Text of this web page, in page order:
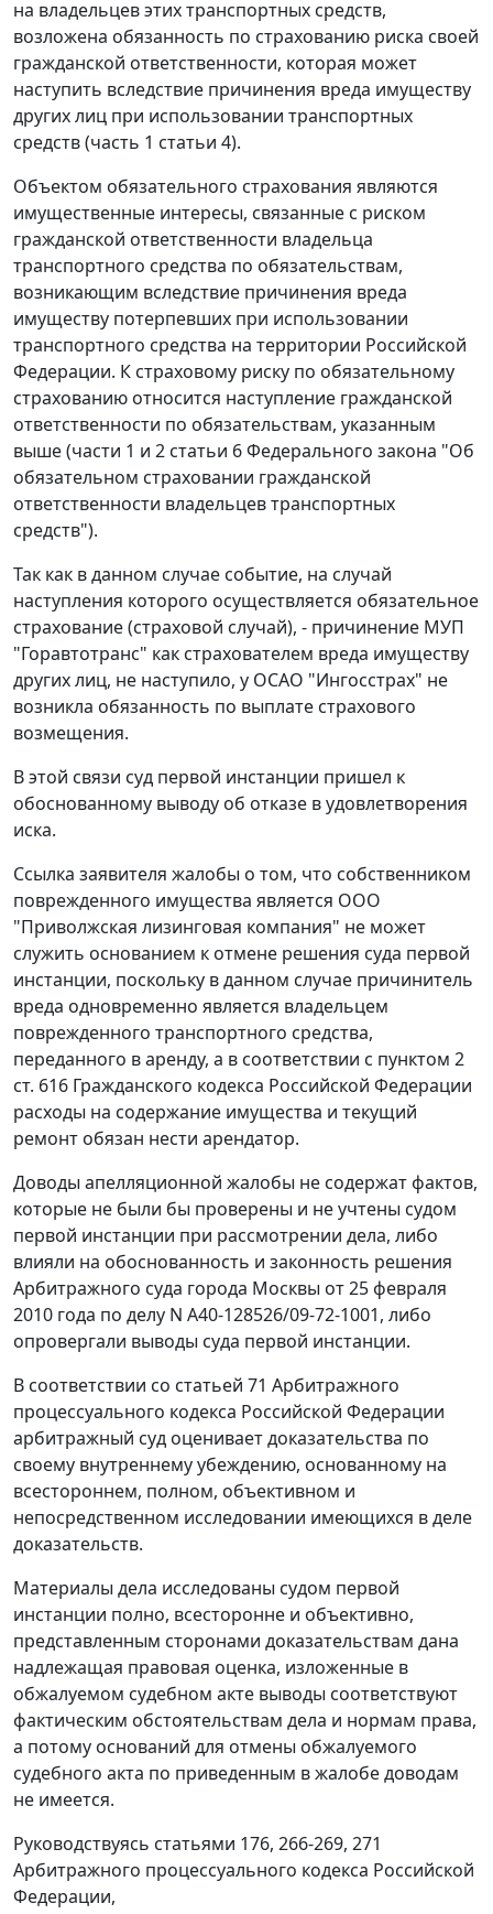
на владельцев этих транспортных средств,
возложена обязанность по страхованию риска своей
гражданской ответственности, которая может
наступить вследствие причинения вреда имуществу
других лиц при использовании транспортных
средств (часть 1 статьи 4).
Объектом обязательного страхования являются
имущественные интересы, связанные с риском
гражданской ответственности владельца
транспортного средства по обязательствам,
возникающим вследствие причинения вреда
имуществу потерпевших при использовании
транспортного средства на территории Российской
Федерации. К страховому риску по обязательному
страхованию относится наступление гражданской
ответственности по обязательствам, указанным
выше (части 1 и 2 статьи 6 Федерального закона "Об
обязательном страховании гражданской
ответственности владельцев транспортных
средств").
Так как в данном случае событие, на случай
наступления которого осуществляется обязательное
страхование (страховой случай), - причинение МУП
"Горавтотранс" как страхователем вреда имуществу
других лиц, не наступило, у ОСАО "Ингосстрах" не
возникла обязанность по выплате страхового
возмещения.
В этой связи суд первой инстанции пришел к
обоснованному выводу об отказе в удовлетворения
иска.
Ссылка заявителя жалобы о том, что собственником
поврежденного имущества является ООО
"Приволжская лизинговая компания" не может
служить основанием к отмене решения суда первой
инстанции, поскольку в данном случае причинитель
вреда одновременно является владельцем
поврежденного транспортного средства,
переданного в аренду, а в соответствии с пунктом 2
ст. 616 Гражданского кодекса Российской Федерации
расходы на содержание имущества и текущий
ремонт обязан нести арендатор.
Доводы апелляционной жалобы не содержат фактов,
которые не были бы проверены и не учтены судом
первой инстанции при рассмотрении дела, либо
влияли на обоснованность и законность решения
Арбитражного суда города Москвы от 25 февраля
2010 года по делу N А40-128526/09-72-1001, либо
опровергали выводы суда первой инстанции.
В соответствии со статьей 71 Арбитражного
процессуального кодекса Российской Федерации
арбитражный суд оценивает доказательства по
своему внутреннему убеждению, основанному на
всестороннем, полном, объективном и
непосредственном исследовании имеющихся в деле
доказательств.
Материалы дела исследованы судом первой
инстанции полно, всесторонне и объективно,
представленным сторонами доказательствам дана
надлежащая правовая оценка, изложенные в
обжалуемом судебном акте выводы соответствуют
фактическим обстоятельствам дела и нормам права,
а потому оснований для отмены обжалуемого
судебного акта по приведенным в жалобе доводам
не имеется.
Руководствуясь статьями 176, 266-269, 271
Арбитражного процессуального кодекса Российской
Федерации,